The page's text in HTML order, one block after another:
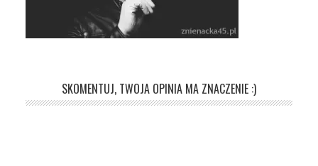
SKOMENTUJ, TWOJA OPINIA MA ZNACZENIE :)